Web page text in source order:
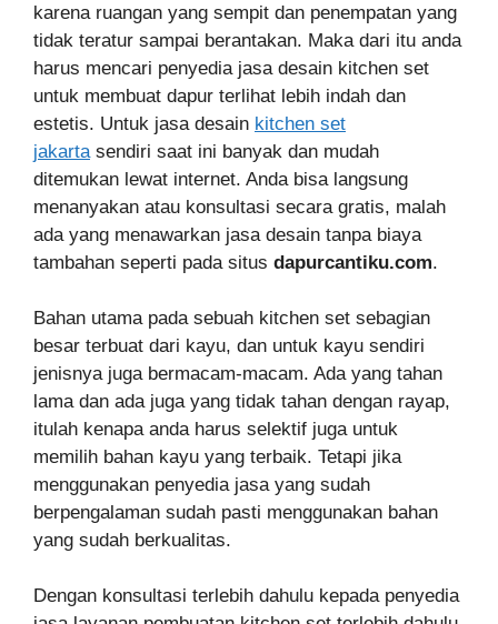
karena ruangan yang sempit dan penempatan yang
tidak teratur sampai berantakan. Maka dari itu anda
harus mencari penyedia jasa desain kitchen set
untuk membuat dapur terlihat lebih indah dan
estetis. Untuk jasa desain kitchen set
jakartasendiri saat ini banyak dan mudah
ditemukan lewat internet. Anda bisa langsung
menanyakan atau konsultasi secara gratis, malah
ada yang menawarkan jasa desain tanpa biaya
tambahan seperti pada situs dapurcantiku.com.
Bahan utama pada sebuah kitchen set sebagian
besar terbuat dari kayu, dan untuk kayu sendiri
jenisnya juga bermacam-macam. Ada yang tahan
lama dan ada juga yang tidak tahan dengan rayap,
itulah kenapa anda harus selektif juga untuk
memilih bahan kayu yang terbaik. Tetapi jika
menggunakan penyedia jasa yang sudah
berpengalaman sudah pasti menggunakan bahan
yang sudah berkualitas.
Dengan konsultasi terlebih dahulu kepada penyedia